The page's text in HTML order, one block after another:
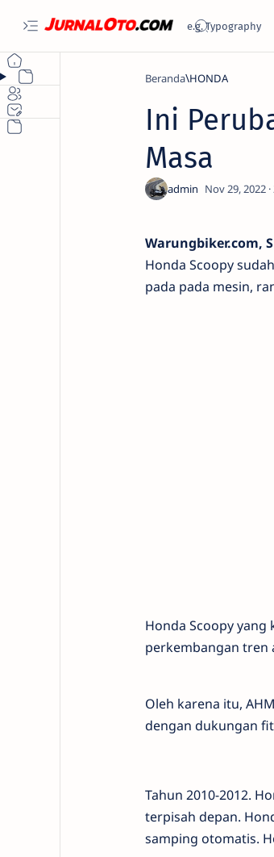
Beranda HONDA
Ini
Masa
Warungbiker.com,
Honda Scoopy
pada pada mesin,
Honda Scoopy
perkembangan tren
Oleh karena itu,
dengan dukungan
Tahun 2010-2012.
terpisah depan.
samping otomatis.